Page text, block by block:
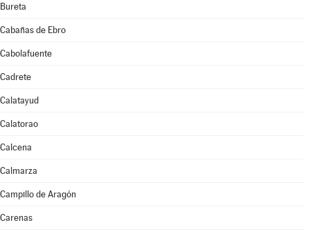
Bureta
Cabañas de Ebro
Cabolafuente
Cadrete
Calatayud
Calatorao
Calcena
Calmarza
Campillo de Aragón
Carenas